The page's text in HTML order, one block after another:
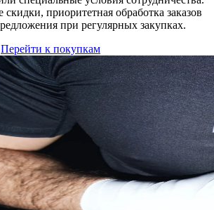
приоритетная обработка заказов
при регулярных закупках.
Перейти к покупкам